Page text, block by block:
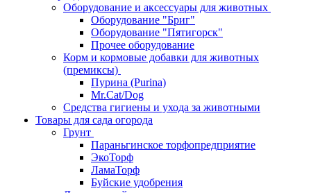
Оборудование и аксессуары для животных
Оборудование "Бриг"
Оборудование "Пятигорск"
Прочее оборудование
Корм и кормовые добавки для животных
(премиксы)
Пурина (Purina)
Mr.Cat/Dog
Средства гигиены и ухода за животными
Товары для сада огорода
Грунт
Параньгинское торфопредприятие
ЭкоТорф
ЛамаТорф
Буйские удобрения